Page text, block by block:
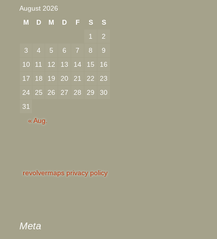
August 2026
M
D M D F S
S
1
2
3
4 5 6 7 8
9
10
11 12 13 14 15
16
17
18 19 20 21 22
23
24
25 26 27 28 29
30
31
« Aug.
revolvermaps privacy policy
Meta